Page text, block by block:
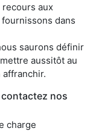
aux
dans
saurons définir
aussitôt au
nos
charge